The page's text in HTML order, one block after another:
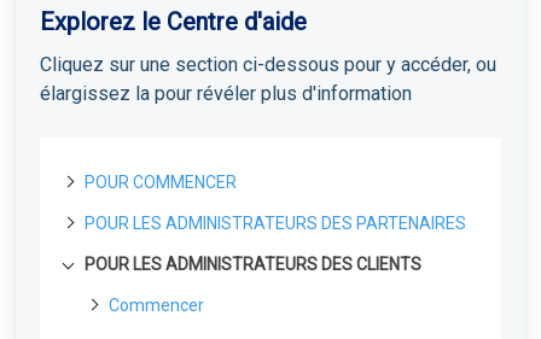
Explorez le Centre d'aide
Cliquez sur une section ci-dessous pour y accéder, ou
élargissez la pour révéler plus d'information
POUR COMMENCER
A propos de Field Effect MDR
Comment fonctionne le Field Effect MDR
POUR LES ADMINISTRATEURS DES PARTENAIRES
Portail de Gestion des Licences
Portail de gestion des licences : Vue d'ensemble
Pour les partenaires
POUR LES ADMINISTRATEURS DES CLIENTS
Commencer